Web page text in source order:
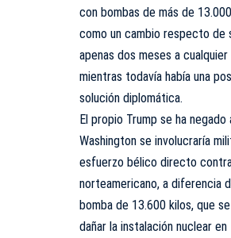
con bombas de más de
como un cambio respecto de
apenas dos meses a
mientras todavía había una
solución diplomática.
El propio Trump se ha
Washington se involucraría
esfuerzo bélico directo
norteamericano, a diferencia
bomba de 13.600 kilos, que
dañar la instalación nuclear